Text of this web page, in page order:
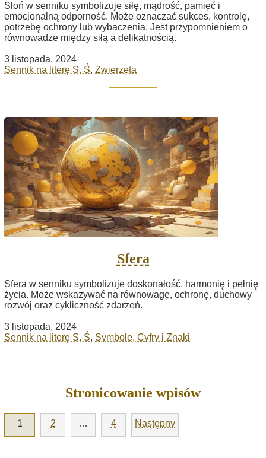
Słoń w senniku symbolizuje siłę, mądrość, pamięć i
emocjonalną odporność. Może oznaczać sukces, kontrolę,
potrzebę ochrony lub wybaczenia. Jest przypomnieniem o
równowadze między siłą a delikatnością.
3 listopada, 2024
Sennik na literę S, Ś, Zwierzęta
Sfera
Sfera w senniku symbolizuje doskonałość, harmonię i pełnię
życia. Może wskazywać na równowagę, ochronę, duchowy
rozwój oraz cykliczność zdarzeń.
3 listopada, 2024
Sennik na literę S, Ś, Symbole, Cyfry i Znaki
Stronicowanie wpisów
1 2 … 4 Następny